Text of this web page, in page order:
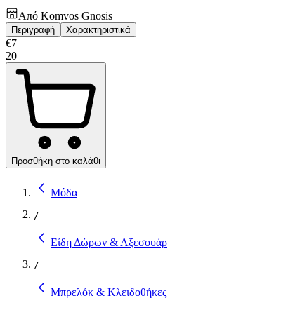
Από Komvos Gnosis
Περιγραφή Χαρακτηριστικά
€7
20
Προσθήκη στο καλάθι
Μόδα
/
Είδη Δώρων & Αξεσουάρ
/
Μπρελόκ & Κλειδοθήκες